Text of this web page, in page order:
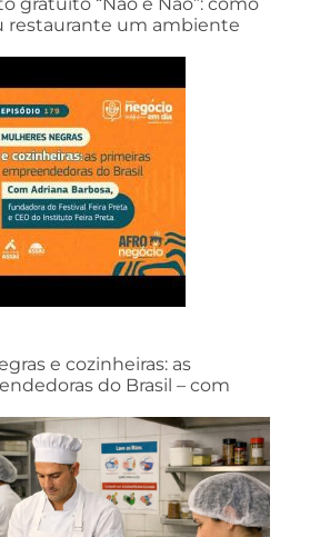
restaurante um ambiente
e cozinheiras: as
do Brasil – com